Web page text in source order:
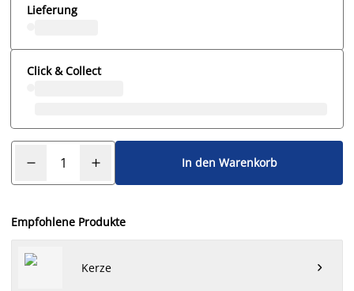
Lieferung
Click & Collect
In den Warenkorb
Empfohlene Produkte
Kerze 